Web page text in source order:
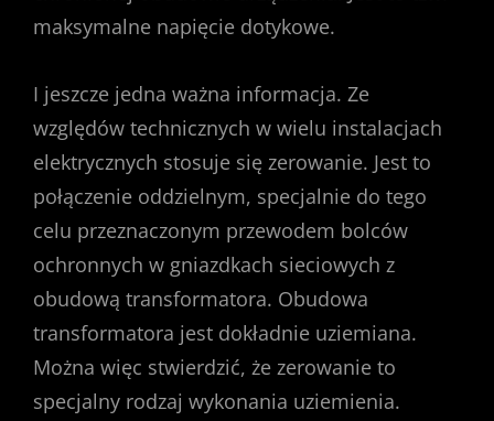
maksymalne napięcie dotykowe.
I jeszcze jedna ważna informacja. Ze
względów technicznych w wielu instalacjach
elektrycznych stosuje się zerowanie. Jest to
połączenie oddzielnym, specjalnie do tego
celu przeznaczonym przewodem bolców
ochronnych w gniazdkach sieciowych z
obudową transformatora. Obudowa
transformatora jest dokładnie uziemiana.
Można więc stwierdzić, że zerowanie to
specjalny rodzaj wykonania uziemienia.